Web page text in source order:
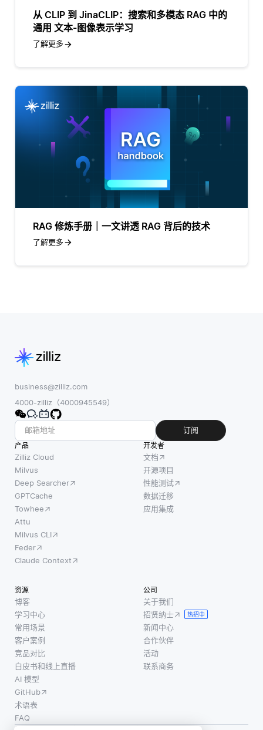
从 CLIP 到 JinaCLIP：搜索和多模态 RAG 中的
通用 文本-图像表示学习
了解更多
RAG 修炼手册｜一文讲透 RAG 背后的技术
了解更多
business@zilliz.com
4000-zilliz（4000945549）
订阅
产品
Zilliz Cloud
Milvus
Deep Searcher
GPTCache
Towhee
Attu
Milvus CLI
Feder
Claude Context
开发者
文档
开源项目
性能测试
数据迁移
应用集成
资源
博客
学习中心
常用场景
客户案例
竞品对比
白皮书和线上直播
AI 模型
GitHub
术语表
FAQ
公司
关于我们
招贤纳士
热招中
新闻中心
合作伙伴
活动
联系商务